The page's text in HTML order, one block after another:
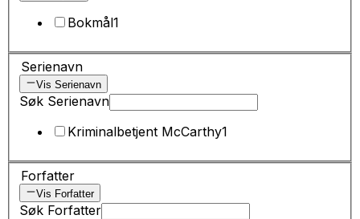
Bokmål1
Serienavn
Vis Serienavn
Søk Serienavn
Kriminalbetjent McCarthy1
Forfatter
Vis Forfatter
Søk Forfatter